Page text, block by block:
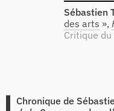
Sébastien
des arts »,
Critique
Chronique de